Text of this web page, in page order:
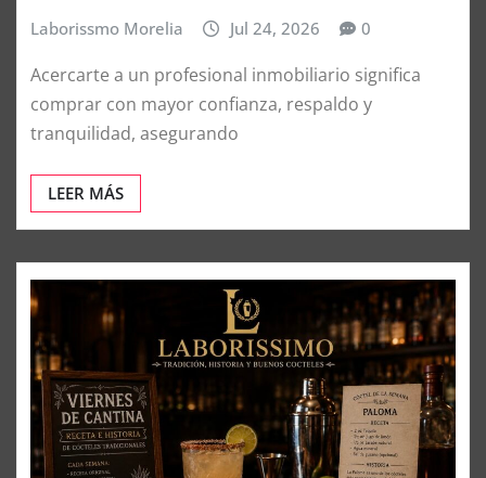
Laborissmo Morelia Jul 24, 2026 0
Acercarte a un profesional inmobiliario significa
comprar con mayor confianza, respaldo y
tranquilidad, asegurando
LEER MÁS